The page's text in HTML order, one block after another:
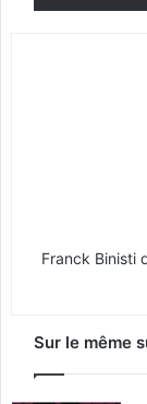
Franck Binisti
Sur le même